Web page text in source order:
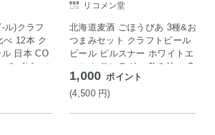
ル)クラフ
べ 12本 ク
日本 CO
チゴビール
ビール 暁
リコメン堂
北海道麦酒 ごほうびあ 3種&お
つまみセット クラフトビール
ビール ピルスナー ホワイトエ
ール レモンラガー 飲み比べ 3
00ml 6本 おつまみ ピスタチオ
ポテト
1,000 ポイント
(4,500 円)